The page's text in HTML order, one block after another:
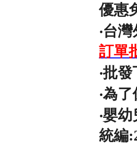
優惠
‧台
訂單
‧批
‧為
‧嬰
統編